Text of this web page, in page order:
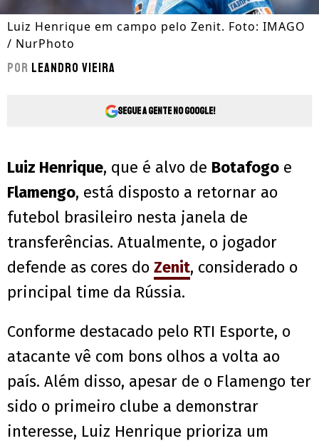
Luiz Henrique em campo pelo Zenit. Foto: IMAGO
/ NurPhoto
Por Leandro Vieira
Segue a gente no Google!
Luiz Henrique, que é alvo de Botafogo e
Flamengo, está disposto a retornar ao
futebol brasileiro nesta janela de
transferências. Atualmente, o jogador
defende as cores do Zenit, considerado o
principal time da Rússia.
Conforme destacado pelo RTI Esporte, o
atacante vê com bons olhos a volta ao
país. Além disso, apesar de o Flamengo ter
sido o primeiro clube a demonstrar
interesse, Luiz Henrique prioriza um